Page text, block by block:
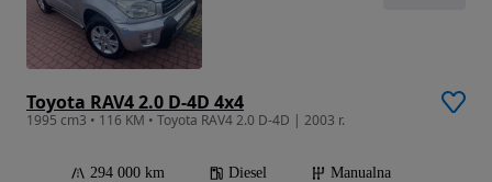
Toyota RAV4 2.0 D-4D 4x4
1995 cm3 • 116 KM • Toyota RAV4 2.0 D-4D | 2003 r.
294 000 km Diesel
Manualna